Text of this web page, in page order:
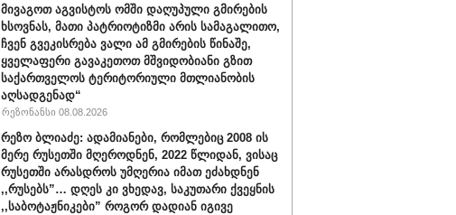
მივაგოთ აგვისტოს ომში დაღუპული გმირების
ხსოვნას, მათი პატრიოტიზმი არის სამაგალითო,
ჩვენ გვეკისრება ვალი ამ გმირების წინაშე,
ყველაფერი გავაკეთოთ მშვიდობიანი გზით
საქართველოს ტერიტორიული მთლიანობის
აღსადგენად“
რეზონანსი 08.08.2026
რეზო ბლიაძე: ადამიანები, რომლებიც 2008 ის
მერე რუსეთში მღეროდნენ, 2022 წლიდან, ვისაც
რუსეთში არასდროს უმღერია იმათ ეძახდნენ
,,რუსებს”… დღეს კი ვხედავ, საკუთარი ქვეყნის
,,საბოტაჟნიკები” როგორ დადიან იგივე